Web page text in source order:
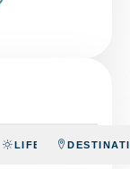
LIFESTYLE